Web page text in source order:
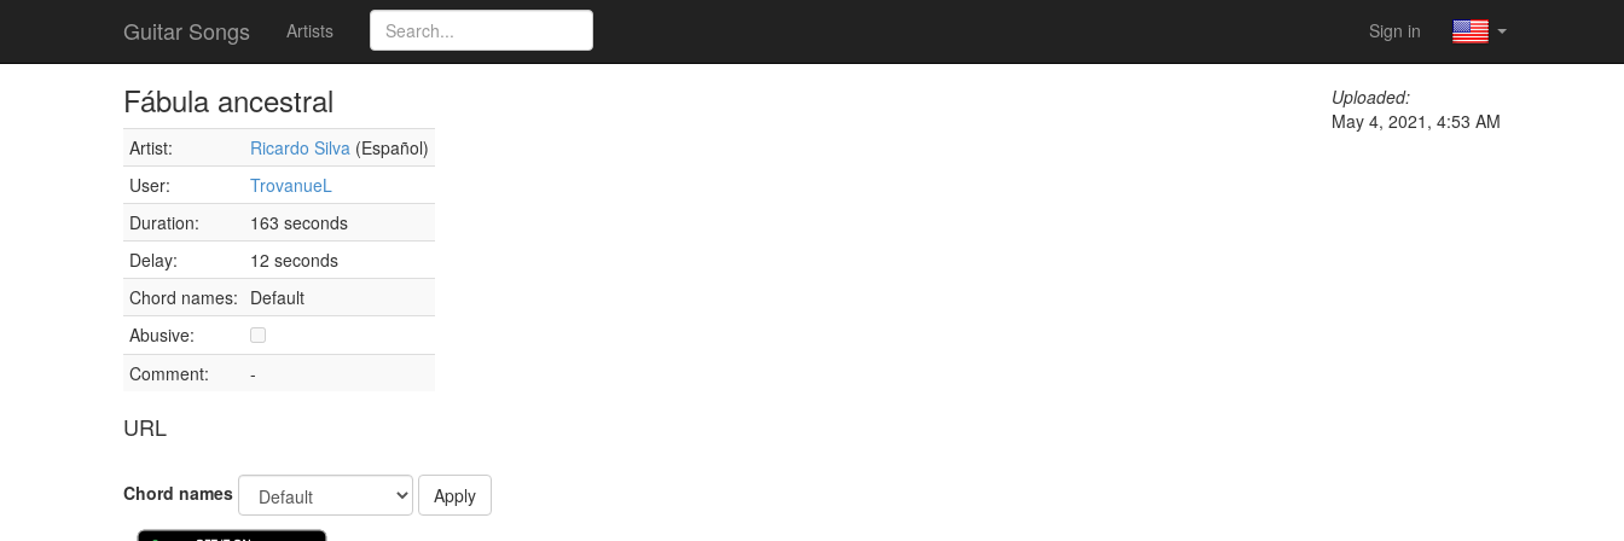
Guitar Songs Artists Sign in
Fábula ancestral
Artist: Ricardo Silva (Español)
User:
TrovanueL
Duration:
163 seconds
Delay:
12 seconds
Chord names: Default
Abusive:
Comment:
-
URL
Uploaded:
May 4, 2021, 4:53 AM
Chord names Apply